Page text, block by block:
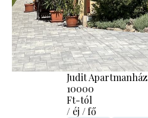
Judit Apartmanház
10000
Ft-tól
/ éj / fő